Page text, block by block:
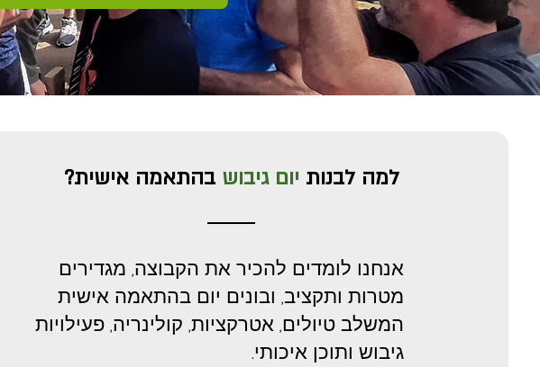
למה לבנות יום גיבוש בהתאמה אישית?
אנחנו לומדים להכיר את הקבוצה, מגדירים
מטרות ותקציב, ובונים יום בהתאמה אישית
המשלב טיולים, אטרקציות, קולינריה, פעילויות
גיבוש ותוכן איכותי.